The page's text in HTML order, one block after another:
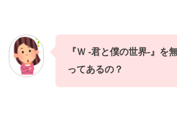
『Ｗ -君と僕の世界-』 を
ってあるの？